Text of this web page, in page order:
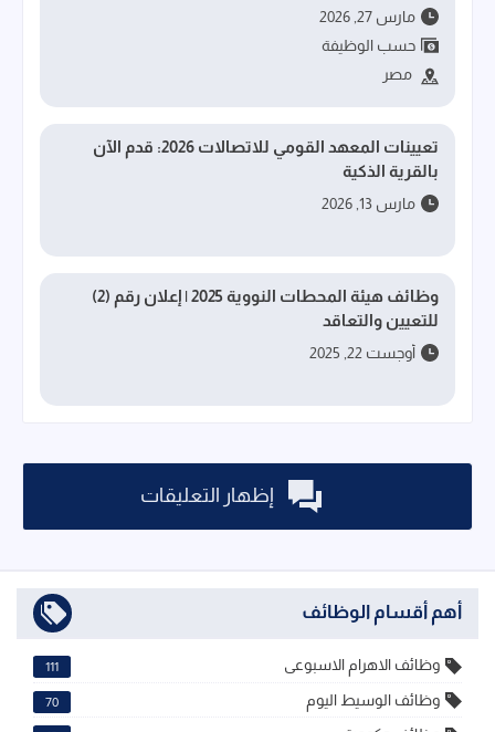
مارس 27, 2026
حسب الوظيفة
مصر
تعيينات المعهد القومي للاتصالات 2026: قدم الآن
بالقرية الذكية
مارس 13, 2026
وظائف هيئة المحطات النووية 2025 | إعلان رقم (2)
للتعيين والتعاقد
أوجست 22, 2025
إظهار التعليقات
أهم أقسام الوظائف
وظائف الاهرام الاسبوعى 111
وظائف الوسيط اليوم 70